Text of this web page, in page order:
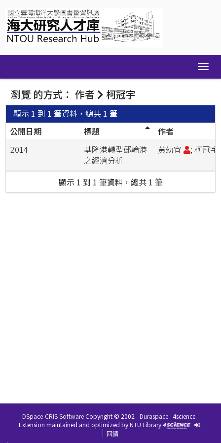
navigation
瀏覽 的方式： 作者 柯冠宇
顯示 1 到 1 筆資料，總共 1 筆
公開日期
標題
作者
2014
基隆港轉型郵輪港
之經濟分析
黃幼宜 ; 柯冠宇
顯示 1 到 1 筆資料，總共 1 筆
DSpace-CRIS SoftwareCopyright © 2002- Duraspace 4science -
Extension maintained and optimized byNTU Library
回饋